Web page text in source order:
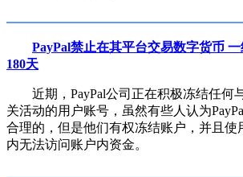
PayPal禁止在其平台交易数字货币
180天
近期，PayPal公司正在积极冻结任何
关活动的用户账号，虽然有些人认为
合理的，但是他们有权冻结账户，并且使
内无法访问账户内资金。